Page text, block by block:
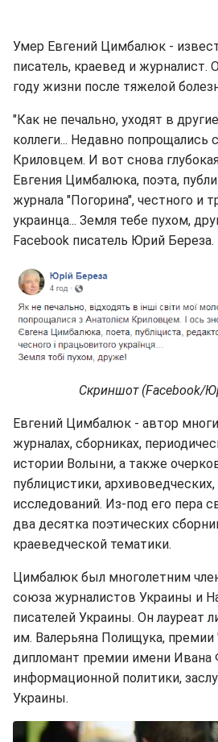
Умер Евгений Цимбалюк -
писатель, краевед и журналист.
году жизни после тяжелой
"Как не печально, уходят в
коллеги... Недавно попрощались
Криловцем. И вот снова
Евгения Цимбалюка, поэта,
журнала "Погорина", честного и
украинца... Земля тебе пухом,
Facebook писатель Юрий Береза.
Скриншот (Facebook/
Евгений Цимбалюк - автор
журналах, сборниках,
истории Волыни, а также
публицистики,
исследований. Из-под его пера
два десятка поэтических
краеведческой тематики.
Цимбалюк был многолетним
союза журналистов Украины и
писателей Украины. Он лауреат
им. Валерьяна Полищука, премии
дипломант премии имени Ивана
информационной политики,
Украины.